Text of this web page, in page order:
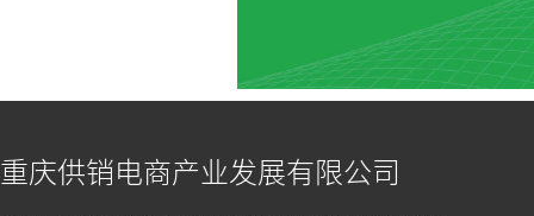
重庆供销电商产业发展有限公司